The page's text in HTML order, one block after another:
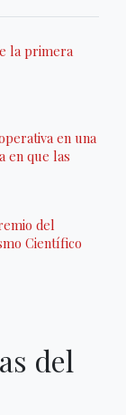
la primera
en una
en que las
del
Científico
del